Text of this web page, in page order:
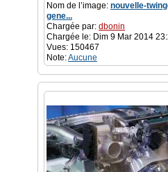
Nom de l’image: nouvelle-
gene...
Chargée par: dbonin
Chargée le: Dim 9 Mar 2014
Vues: 150467
Note:Aucune